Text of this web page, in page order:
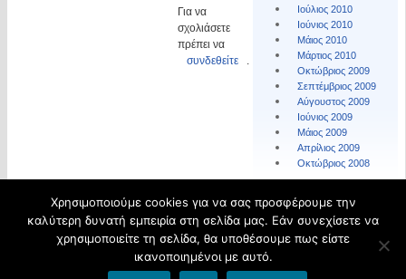
Ιούλιος 2010
Ιούνιος 2010
Μάιος 2010
Μάρτιος 2010
Οκτώβριος 2009
Σεπτέμβριος 2009
Αύγουστος 2009
Ιούνιος 2009
Μάιος 2009
Απρίλιος 2009
Οκτώβριος 2008
Για να
σχολιάσετε
πρέπει να
συνδεθείτε
.
© 2026 Τα νέα του ΠΥΣΔΕ της ΔΔΕ Ηλείας.
Φιλοξενείται από
Blogs.sch.gr
Όροι χρήσης blogs.sch.gr | Δήλωση προσβασιμότητας
Χρησιμοποιούμε cookies για να σας προσφέρουμε την
καλύτερη δυνατή εμπειρία στη σελίδα μας. Εάν συνεχίσετε να
χρησιμοποιείτε τη σελίδα, θα υποθέσουμε πως είστε
ικανοποιημένοι με αυτό.